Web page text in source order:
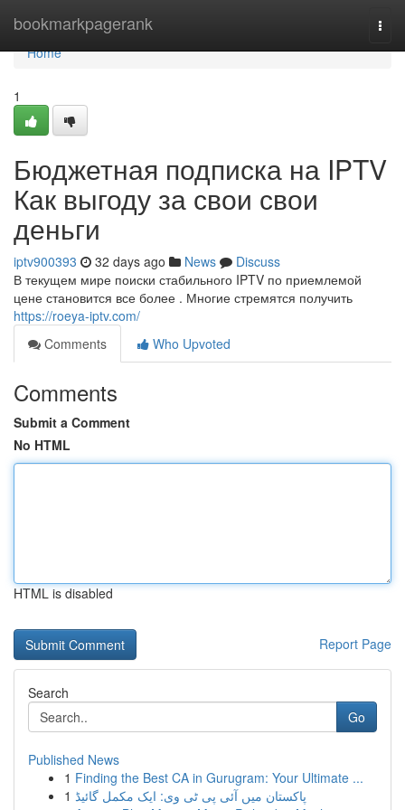
bookmarkpagerank
Home
Home
1
Бюджетная подписка на IPTV
Как выгоду за свои свои
деньги
iptv900393 32 days ago News
Discuss
В текущем мире поиски стабильного IPTV по приемлемой
цене становится все более . Многие стремятся получить
https://roeya-iptv.com/
Comments
Who Upvoted
Comments
Submit a Comment
No HTML
HTML is disabled
Report Page
Search
Go
Published News
1 Finding the Best CA in Gurugram: Your Ultimate ...
1 پاکستان میں آئی پی ٹی وی: ایک مکمل گائیڈ